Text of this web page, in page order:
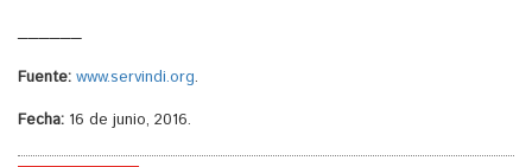
Fuente: www.servindi.org.
Fecha: 16 de junio, 2016.